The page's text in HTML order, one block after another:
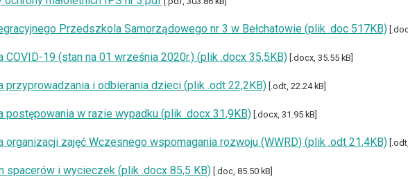
Przedszkola Samorządowego nr 3 w Bełchatowie (plik .doc 517KB)
COVID-19 (stan na 01 września 2020r.) (plik .docx 35,5KB) [.docx, 35.55 kB]
przyprowadzania i odbierania dzieci (plik .odt 22,2KB) [.odt, 22.24 kB]
postępowania w razie wypadku (plik .docx 31,9KB) [.docx, 31.95 kB]
organizacji zajęć Wczesnego wspomagania rozwoju (WWRD) (plik .odt 21,4KB)
spacerów i wycieczek (plik .docx 85,5 KB) [.doc, 85.50 kB]